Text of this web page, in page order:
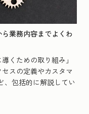
業務内容までよくわ
くための取り組み」
スの定義やカスタマ
、包括的に解説してい